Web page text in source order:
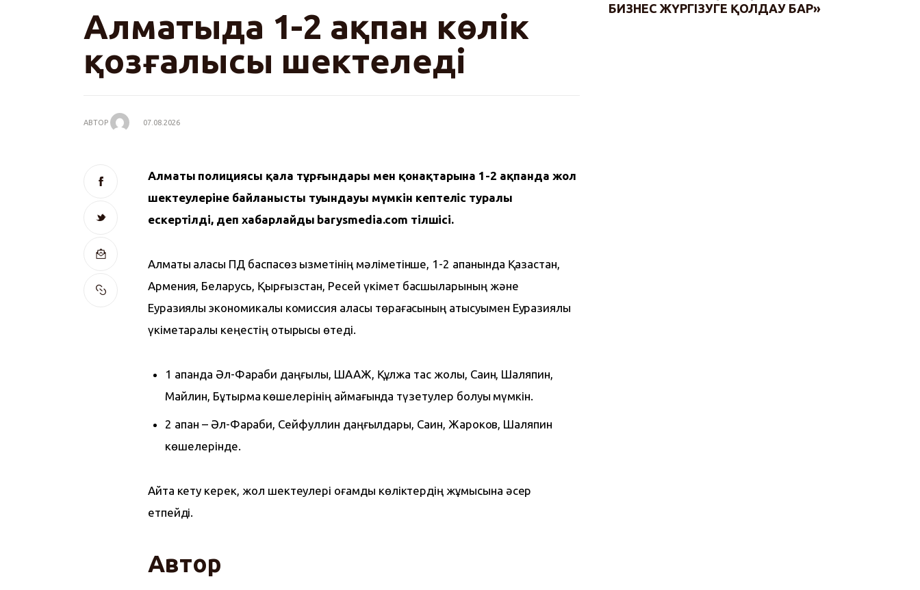
Алматыда 1-2 ақпан көлік
қозғалысы шектеледі
АВТОР 07.08.2026
Алматы полициясы қала тұрғындары мен қонақтарына 1-2 ақпанда жол
шектеулеріне байланысты туындауы мүмкін кептеліс туралы
ескертілді, деп хабарлайды barysmedia.com тілшісі.
Алматы қаласы ПД баспасөз қызметінің мәліметінше, 1-2 ақпанында Қазақстан,
Армения, Беларусь, Қырғызстан, Ресей үкімет басшыларының және
Еуразиялық экономикалық комиссия алқасы төрағасының қатысуымен Еуразиялық
үкіметаралық кеңестің отырысы өтеді.
1 ақпанда Әл-Фараби даңғылы, ШААЖ, Құлжа тас жолы, Саин, Шаляпин,
Майлин, Бұқтырма көшелерінің аймағында түзетулер болуы мүмкін.
2 ақпан – Әл-Фараби, Сейфуллин даңғылдары, Саин, Жароков, Шаляпин
көшелерінде.
Айта кету керек, жол шектеулері қоғамдық көліктердің жұмысына әсер
етпейді.
Автор
БИЗНЕС ЖҮРГІЗУГЕ ҚОЛДАУ БАР»